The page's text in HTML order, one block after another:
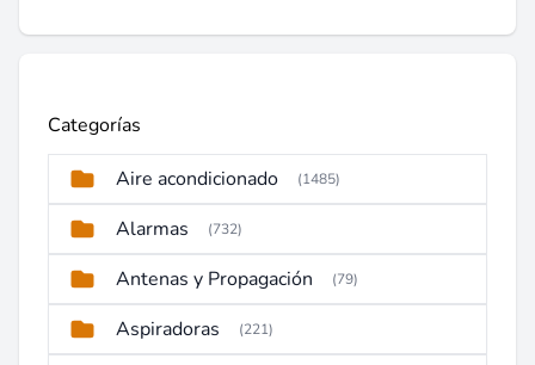
Categorías
Aire acondicionado (1485)
Alarmas (732)
Antenas y Propagación (79)
Aspiradoras (221)